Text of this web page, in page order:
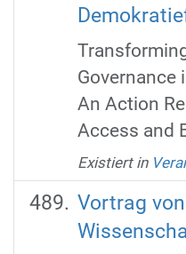
Governance
An Action
Access and
Existiert in
Vortrag